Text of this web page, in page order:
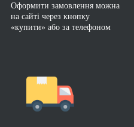
Оформити замовлення можна
на сайті через кнопку
«купити» або за телефоном